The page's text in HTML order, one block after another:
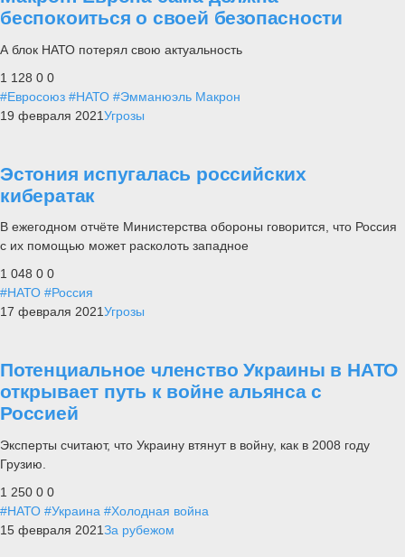
беспокоиться о своей безопасности
А блок НАТО потерял свою актуальность
1 128 0 0
#Евросоюз #НАТО #Эмманюэль Макрон
19 февраля 2021Угрозы
Эстония испугалась российских
кибератак
В ежегодном отчёте Министерства обороны говорится, что Россия
с их помощью может расколоть западное
1 048 0 0
#НАТО #Россия
17 февраля 2021Угрозы
Потенциальное членство Украины в НАТО
открывает путь к войне альянса с
Россией
Эксперты считают, что Украину втянут в войну, как в 2008 году
Грузию.
1 250 0 0
#НАТО #Украина #Холодная война
15 февраля 2021За рубежом